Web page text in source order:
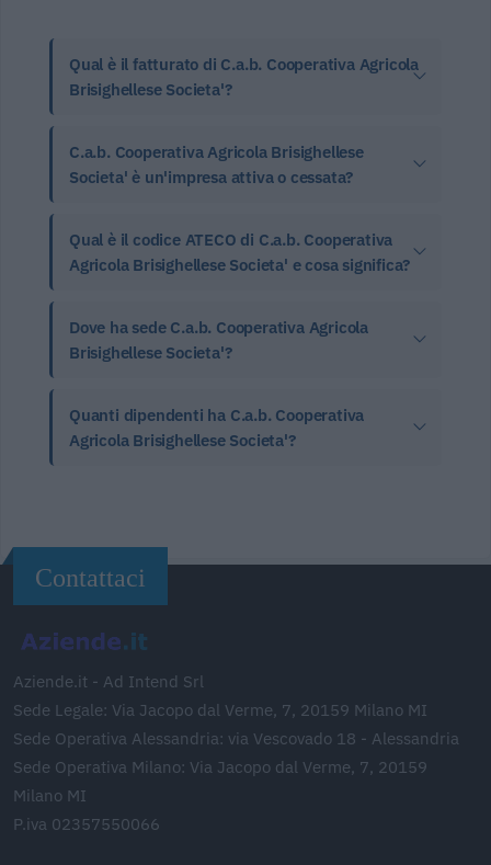
Qual è il fatturato di C.a.b. Cooperativa Agricola
Brisighellese Societa'?
C.a.b. Cooperativa Agricola Brisighellese
Societa' è un'impresa attiva o cessata?
Qual è il codice ATECO di C.a.b. Cooperativa
Agricola Brisighellese Societa' e cosa significa?
Dove ha sede C.a.b. Cooperativa Agricola
Brisighellese Societa'?
Quanti dipendenti ha C.a.b. Cooperativa
Agricola Brisighellese Societa'?
Contattaci
Aziende.it - Ad Intend Srl
Sede Legale: Via Jacopo dal Verme, 7, 20159 Milano MI
Sede Operativa Alessandria: via Vescovado 18 - Alessandria
Sede Operativa Milano: Via Jacopo dal Verme, 7, 20159
Milano MI
P.iva 02357550066